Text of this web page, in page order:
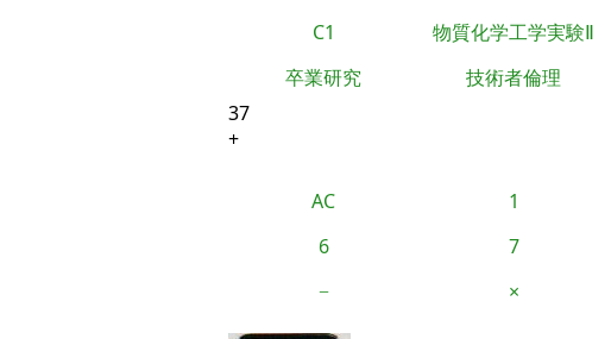
C1 物質化学工学実験Ⅱ
卒業研究
技術者倫理
37
+
AC 1
6
7
−
×